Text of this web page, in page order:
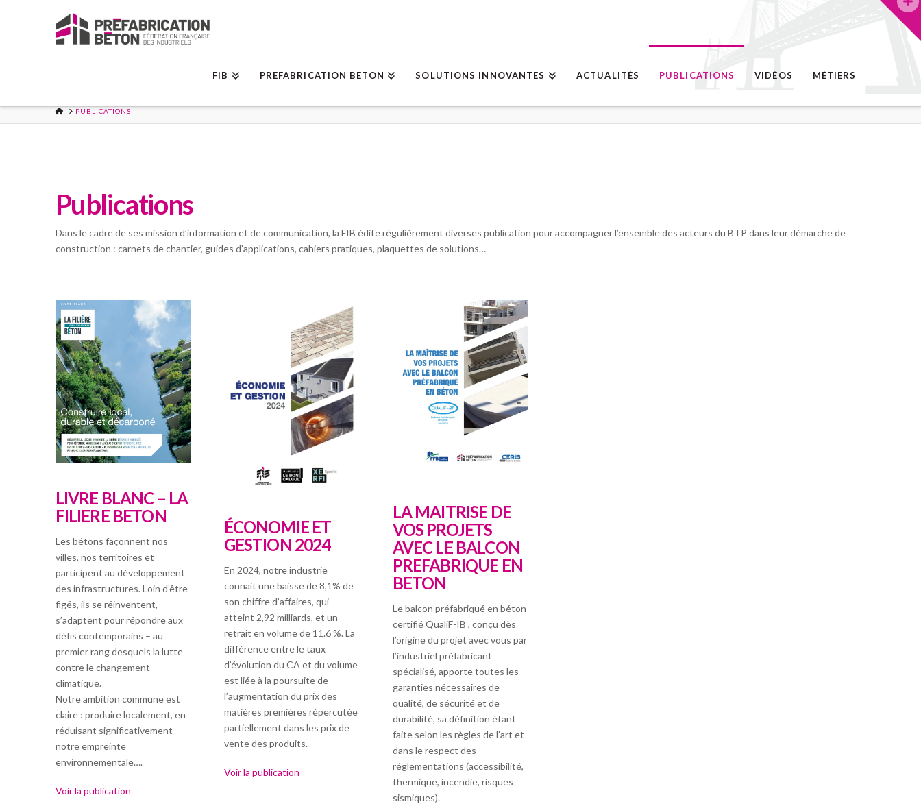
FIB PREFABRICATION BETON SOLUTIONS INNOVANTES ACTUALITÉS PUBLICATIONS VIDÉOS MÉTIERS
ACCUEIL
PUBLICATIONS
Publications
Dans le cadre de ses mission d’information et de communication, la FIB édite régulièrement diverses publication pour accompagner l’ensemble des acteurs du BTP dans leur démarche de
construction : carnets de chantier, guides d’applications, cahiers pratiques, plaquettes de solutions…
LIVRE BLANC – LA
FILIERE BETON
Les bétons façonnent nos
villes, nos territoires et
participent au développement
des infrastructures. Loin d’être
figés, ils se réinventent,
s’adaptent pour répondre aux
défis contemporains – au
premier rang desquels la lutte
contre le changement
climatique.
Notre ambition commune est
claire : produire localement, en
réduisant significativement
notre empreinte
environnementale….
Voir la publication
ÉCONOMIE ET
GESTION 2024
En 2024, notre industrie
connait une baisse de 8,1% de
son chiffre d’affaires, qui
atteint 2,92 milliards, et un
retrait en volume de 11.6 %. La
différence entre le taux
d’évolution du CA et du volume
est liée à la poursuite de
l’augmentation du prix des
matières premières répercutée
partiellement dans les prix de
vente des produits.
Voir la publication
LA MAITRISE DE
VOS PROJETS
AVEC LE BALCON
PREFABRIQUE EN
BETON
Le balcon préfabriqué en béton
certifié QualiF-IB , conçu dès
l’origine du projet avec vous par
l’industriel préfabricant
spécialisé, apporte toutes les
garanties nécessaires de
qualité, de sécurité et de
durabilité, sa définition étant
faite selon les règles de l’art et
dans le respect des
réglementations (accessibilité,
thermique, incendie, risques
sismiques).